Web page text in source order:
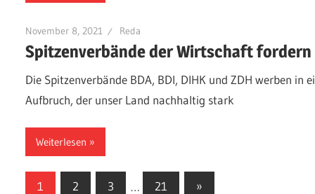
November 8, 2021 Reda
Spitzenverbände der Wirtschaft fordern
Die Spitzenverbände BDA, BDI, DIHK und ZDH werben in
Aufbruch, der unser Land nachhaltig stark
Weiterlesen
Seitennummerierung
1 2 3 … 21 Nächste
»